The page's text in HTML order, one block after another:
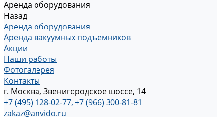
Аренда оборудования
Назад
Аренда оборудования
Аренда вакуумных подъемников
Акции
Наши работы
Фотогалерея
Контакты
г. Москва, Звенигородское шоссе, 14
+7 (495) 128-02-77, +7 (966) 300-81-81
zakaz@anvido.ru